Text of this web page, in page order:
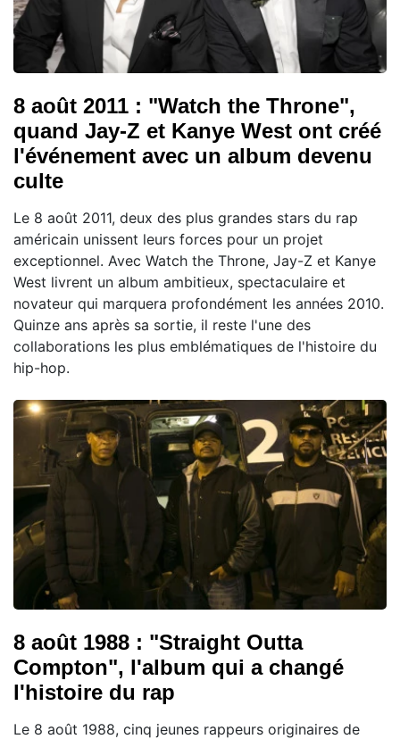
8 août 2011 : "Watch the Throne",
quand Jay-Z et Kanye West ont créé
l'événement avec un album devenu
culte
Le 8 août 2011, deux des plus grandes stars du rap
américain unissent leurs forces pour un projet
exceptionnel. Avec Watch the Throne, Jay-Z et Kanye
West livrent un album ambitieux, spectaculaire et
novateur qui marquera profondément les années 2010.
Quinze ans après sa sortie, il reste l'une des
collaborations les plus emblématiques de l'histoire du
hip-hop.
8 août 1988 : "Straight Outta
Compton", l'album qui a changé
l'histoire du rap
Le 8 août 1988, cinq jeunes rappeurs originaires de